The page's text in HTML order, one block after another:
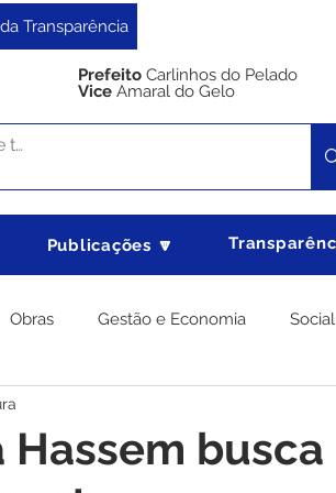
Transparência
Prefeito Carlinhos do Pelado
Vice Amaral do Gelo
Publicações 🔽
Obras Gestão e Economia Social
Meio
Hassem busca